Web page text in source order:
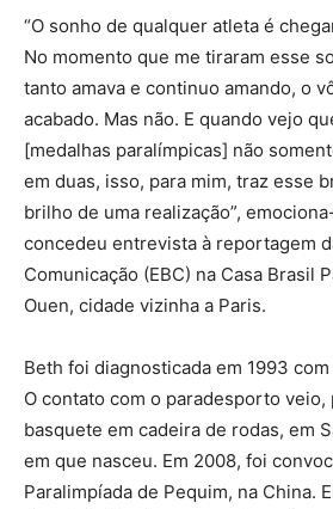
“O sonho de qualquer atleta é
No momento que me tiraram esse
tanto amava e continuo amando, o
acabado. Mas não. E quando vejo
[medalhas paralímpicas] não
em duas, isso, para mim, traz esse
brilho de uma realização”,
concedeu entrevista à reportagem
Comunicação (EBC) na Casa Brasil
Ouen, cidade vizinha a Paris.
Beth foi diagnosticada em 1993
O contato com o paradesporto veio,
basquete em cadeira de rodas, em
em que nasceu. Em 2008, foi
Paralimpíada de Pequim, na China.